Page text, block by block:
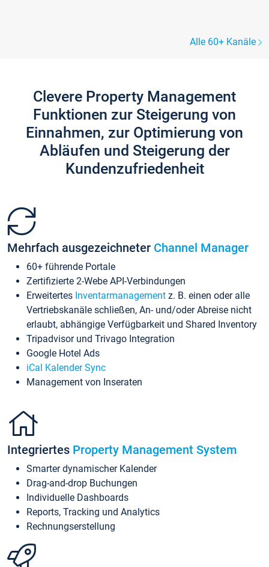
Alle 60+ Kanäle
Clevere Property Management
Funktionen zur Steigerung von
Einnahmen, zur Optimierung von
Abläufen und Steigerung der
Kundenzufriedenheit
Mehrfach ausgezeichneter Channel Manager
60+ führende Portale
Zertifizierte 2-Webe API-Verbindungen
Erweitertes Inventarmanagement z. B. einen oder alle
Vertriebskanäle schließen, An- und/oder Abreise nicht
erlaubt, abhängige Verfügbarkeit und Shared Inventory
Tripadvisor und Trivago Integration
Google Hotel Ads
iCal Kalender Sync
Management von Inseraten
Integriertes Property Management System
Smarter dynamischer Kalender
Drag-and-drop Buchungen
Individuelle Dashboards
Reports, Tracking und Analytics
Rechnungserstellung